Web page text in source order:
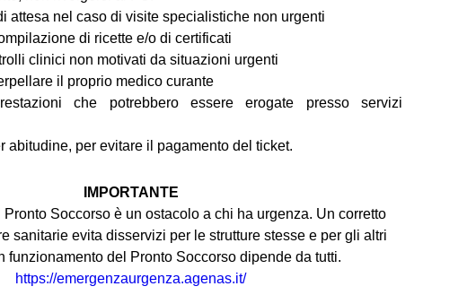
attesa nel caso di visite specialistiche non urgenti
di ricette e/o di certificati
clinici non motivati da situazioni urgenti
il proprio medico curante
che potrebbero essere erogate presso servizi
abitudine, per evitare il pagamento del ticket.
IMPORTANTE
Soccorso è un ostacolo a chi ha urgenza. Un corretto
sanitarie evita disservizi per le strutture stesse e per gli altri
funzionamento del Pronto Soccorso dipende da tutti.
https://emergenzaurgenza.agenas.it/